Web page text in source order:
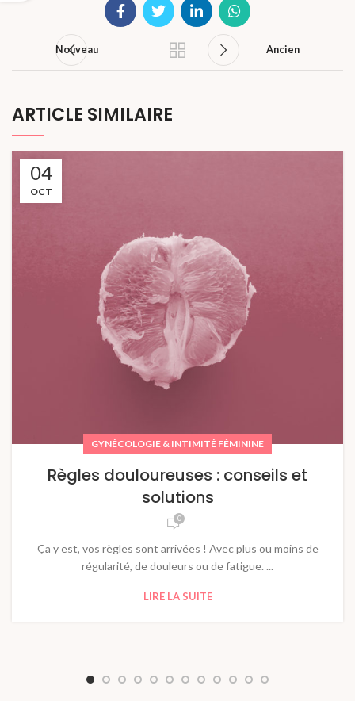
Nouveau Ancien
ARTICLE SIMILAIRE
04
OCT
GYNÉCOLOGIE & INTIMITÉ FÉMININE
Règles douloureuses : conseils et
solutions
0
Ça y est, vos règles sont arrivées ! Avec plus ou moins de
régularité, de douleurs ou de fatigue. ...
LIRE LA SUITE